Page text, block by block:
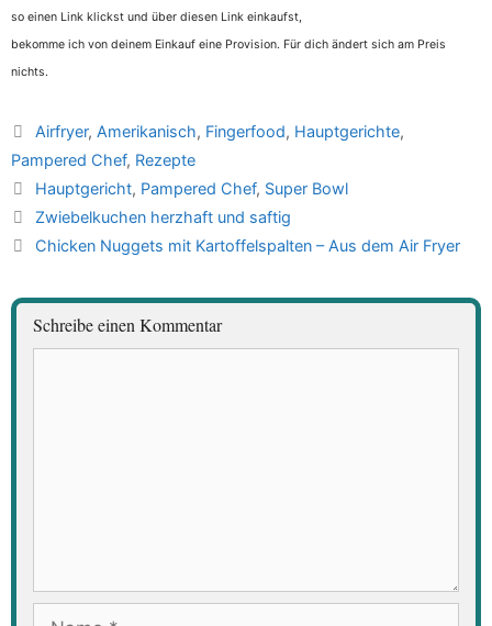
so einen Link klickst und über diesen Link einkaufst,
bekomme ich von deinem Einkauf eine Provision. Für dich ändert sich am Preis
nichts.
Kategorien
Airfryer, Amerikanisch, Fingerfood, Hauptgerichte,
Pampered Chef, Rezepte
Schlagwörter
Hauptgericht, Pampered Chef, Super Bowl
Zwiebelkuchen herzhaft und saftig
Chicken Nuggets mit Kartoffelspalten – Aus dem Air Fryer
Schreibe einen Kommentar
Name